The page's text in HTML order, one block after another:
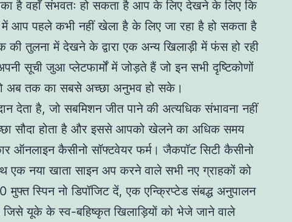
है वहाँ संभवतः हो सकता है आप के लिए देखने के लिए कि
आप पहले कभी नहीं खेला है के लिए जा रहा है हो सकता है
तुलना में देखने के द्वारा एक अन्य खिलाड़ी में फंस हो रही
सूची जुआ प्लेटफार्मों में जोड़ते हैं जो इन सभी दृष्टिकोणों
अब तक का सबसे अच्छा अनुभव हो सके।
देता है, जो सबमिशन जीत पाने की अत्यधिक संभावना नहीं
सौदा होता है और इससे आपको खेलने का अधिक समय
ऑनलाइन कैसीनो सॉफ्टवेयर फर्म। जैकपॉट सिटी कैसीनो
एक नया खाता साइन अप करने वाले सभी नए ग्राहकों को
स्पिन नो डिपॉजिट दें, एक एन्क्रिप्टेड संबद्ध अनुपालन
यूके के स्व-बहिष्कृत खिलाड़ियों को भेजे जाने वाले